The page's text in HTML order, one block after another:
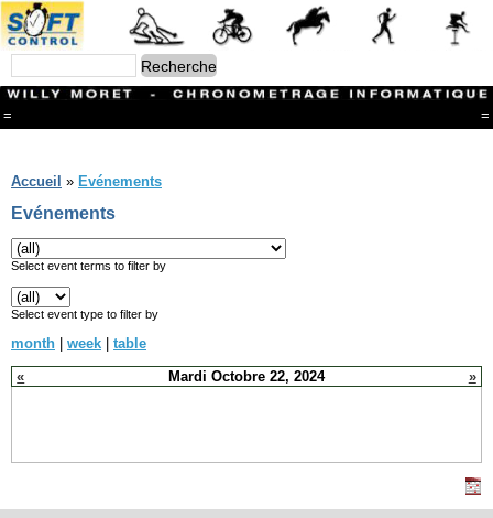
= =
Branches
CONTACT
Ski ALPIN
Triathlon
Ski Nordique
Courses à pieds
Athlétisme
Slalom In-Line
Caisse à savon
Archives
Accueil » Evénements
Evénements
Select event terms to filter by
Select event type to filter by
month | week | table
«
Mardi Octobre 22, 2024 »